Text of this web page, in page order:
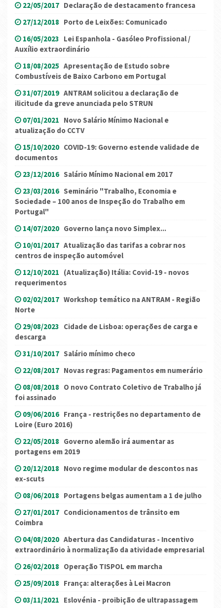
22/05/2017 Declaração de destacamento francesa
27/12/2018 Porto de Leixões: Comunicado
16/05/2023 Lei Espanhola - Gasóleo Profissional /
Auxílio extraordinário
18/08/2025 Apresentação de Estudo sobre
Combustíveis de Baixo Carbono em Portugal
31/07/2019 ANTRAM solicitou a declaração de
ilicitude da greve anunciada pelo STRUN
07/01/2021 Novo Salário Mínimo Nacional e
atualização do CCTV
15/10/2020 COVID-19: Governo estende validade de
documentos
23/12/2016 Salário Mínimo Nacional em 2017
23/03/2016 Seminário "Trabalho, Economia e
Sociedade – 100 anos de Inspeção do Trabalho em
Portugal"
14/07/2020 Governo lança novo Simplex...
10/01/2017 Atualização das tarifas a cobrar nos
centros de inspeção automóvel
12/10/2021 (Atualização) Itália: Covid-19 - novos
requerimentos
02/02/2017 Workshop temático na ANTRAM - Região
Norte
29/08/2023 Cidade de Lisboa: operações de carga e
descarga
31/10/2017 Salário mínimo checo
22/08/2017 Novas regras: Pagamentos em numerário
08/08/2018 O novo Contrato Coletivo de Trabalho já
foi assinado
09/06/2016 França - restrições no departamento de
Loire (Euro 2016)
22/05/2018 Governo alemão irá aumentar as
portagens em 2019
20/12/2018 Novo regime modular de descontos nas
ex-scuts
08/06/2018 Portagens belgas aumentam a 1 de julho
27/01/2017 Condicionamentos de trânsito em
Coimbra
04/08/2020 Abertura das Candidaturas - Incentivo
extraordinário à normalização da atividade empresarial
26/02/2018 Operação TISPOL em marcha
25/09/2018 França: alterações à Lei Macron
03/11/2021 Eslovénia - proibição de ultrapassagem